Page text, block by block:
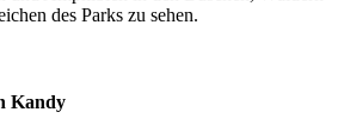
des Parks zu sehen.
Kandy